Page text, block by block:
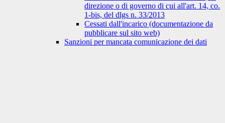
direzione o di governo di cui all'art. 14, co.
1-bis, del dlgs n. 33/2013
Cessati dall'incarico (documentazione da
pubblicare sul sito web)
Sanzioni per mancata comunicazione dei dati